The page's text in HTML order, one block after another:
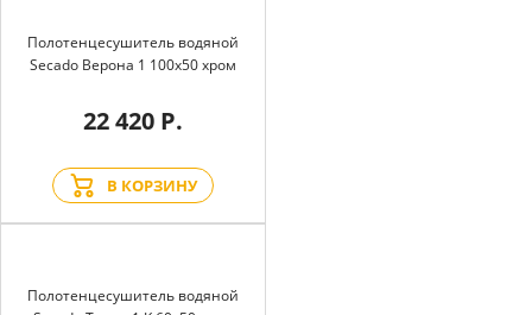
Полотенцесушитель водяной
Secado Верона 1 100x50 хром
22 420 Р.
В КОРЗИНУ
Полотенцесушитель водяной